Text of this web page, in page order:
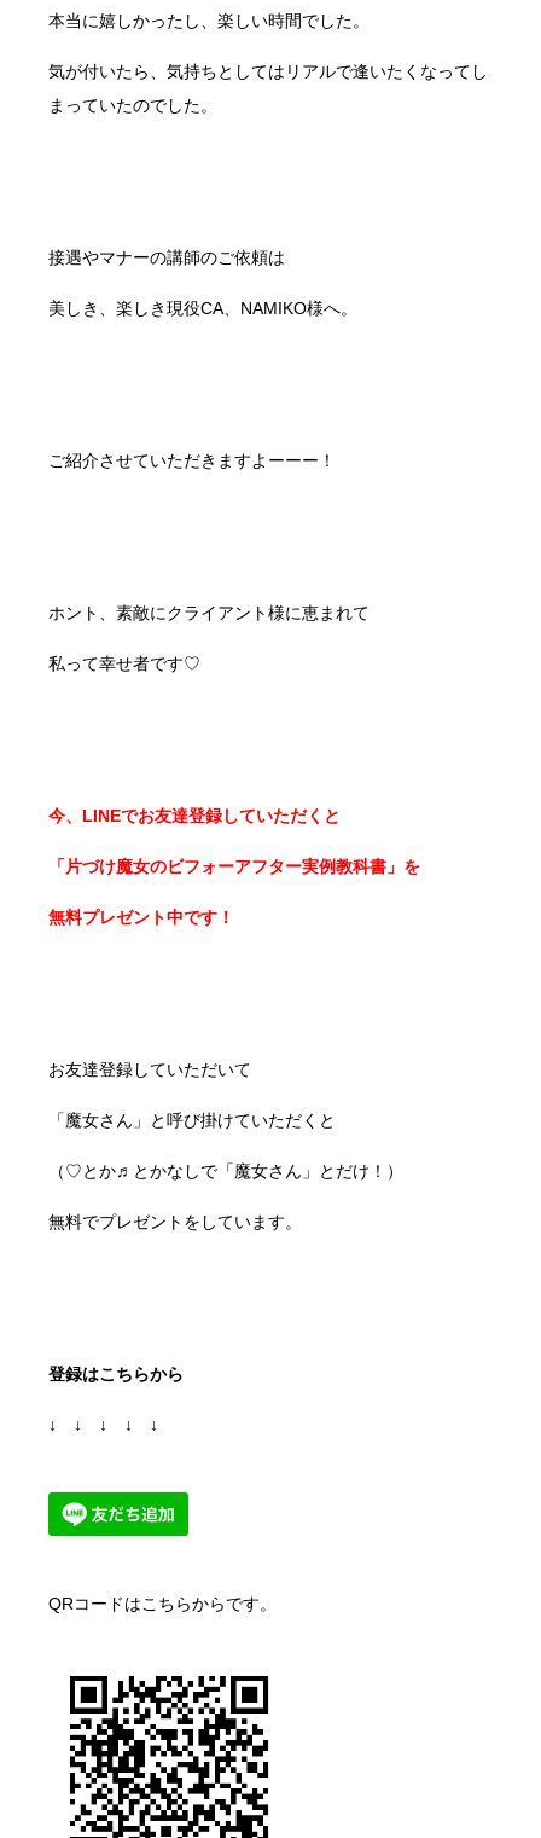
本当に嬉しかったし、楽しい時間でした。
気が付いたら、気持ちとしてはリアルで逢いたくなってし
まっていたのでした。
接遇やマナーの講師のご依頼は
美しき、楽しき現役CA、NAMIKO様へ。
ご紹介させていただきますよーーー！
ホント、素敵にクライアント様に恵まれて
私って幸せ者です♡
今、LINEでお友達登録していただくと
「片づけ魔女のビフォーアフター実例教科書」を
無料プレゼント中です！
お友達登録していただいて
「魔女さん」と呼び掛けていただくと
（♡とか♬とかなしで「魔女さん」とだけ！）
無料でプレゼントをしています。
登録はこちらから
↓ ↓ ↓ ↓ ↓
QRコードはこちらからです。